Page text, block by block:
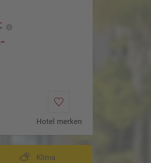
Hotel merken
Klima